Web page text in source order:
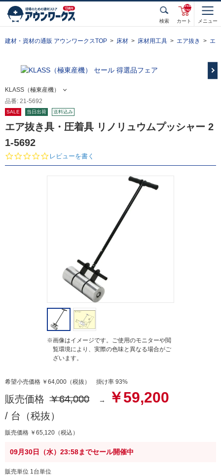
検索 カート
unde
fined
メニュー
建材・資材の通販 アウンワークスTOP 床材 床材用工具 エア抜き エ
KLASS（極東産機）
品番: 21-5692
SALE 当日出荷 送料込み
エア抜き具・圧着具 リノリュウムプッシャー 2
1-5692
0.
0
レビューを書く
※画像はイメージです。ご使用のモニターや閲
覧環境により、実際の色味と異なる場合がご
ざいます。
希望小売価格 ￥64,000（税抜） 掛け率 93%
販売価格 ￥64,000 ￥59,200
/ 台（税抜）
販売価格 ￥65,120 （税込）
09月30日（水）23:58までセール開催中
販売単位 1台単位